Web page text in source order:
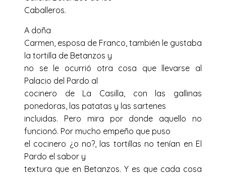
Caballeros.
A doña
Carmen, esposa de Franco, también le gustaba
la tortilla de Betanzos y
no se le ocurrió otra cosa que llevarse al
Palacio del Pardo al
cocinero de La Casilla, con las gallinas
ponedoras, las patatas y las sartenes
incluidas. Pero mira por donde aquello no
funcionó. Por mucho empeño que puso
el cocinero ¿o no?, las tortillas no tenían en El
Pardo el sabor y
textura que en Betanzos. Y es que cada cosa